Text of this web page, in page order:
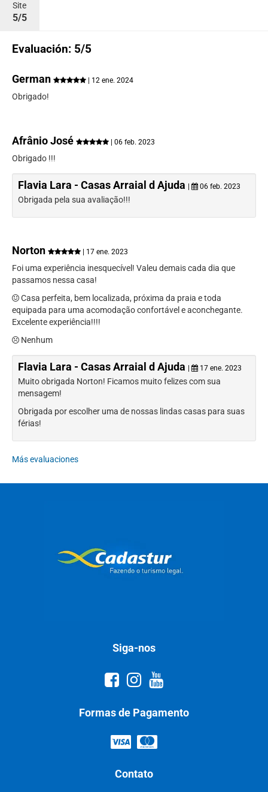
Site
5/5
Evaluación: 5/5
German | 12 ene. 2024
Obrigado!
Afrânio José | 06 feb. 2023
Obrigado !!!
Flavia Lara - Casas Arraial d Ajuda 06 feb. 2023
Obrigada pela sua avaliação!!!
Norton | 17 ene. 2023
Foi uma experiência inesquecível! Valeu demais cada dia que
passamos nessa casa!
Casa perfeita, bem localizada, próxima da praia e toda
equipada para uma acomodação confortável e aconchegante.
Excelente experiência!!!!
Nenhum
Flavia Lara - Casas Arraial d Ajuda | 17 ene. 2023
Muito obrigada Norton! Ficamos muito felizes com sua
mensagem!
Obrigada por escolher uma de nossas lindas casas para suas
férias!
Más evaluaciones
Siga-nos
Formas de Pagamento
Contato